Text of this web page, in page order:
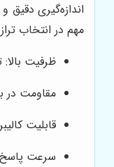
اندازه‌گیری دقیق
مهم در انتخاب
ظرفیت
مقاومت در
قابلیت
سرعت